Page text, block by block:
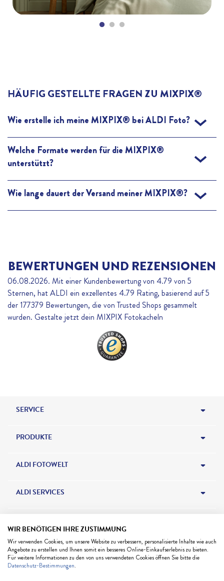
HÄUFIG GESTELLTE FRAGEN ZU MIXPIX®
Wie erstelle ich meine MIXPIX® bei ALDI Foto?
Lieblingsfotos hochzuladen und individuell anzupassen. Wenn du
mit deinem Design zufrieden bist, kannst du direkt zur Kasse
Welche Formate werden für die MIXPIX®
unterstützt?
hochladen. Wichtig ist nur, dass deine Fotos eine hohe Auflösung
Wie lange dauert der Versand meiner MIXPIX®?
BEWERTUNGEN UND REZENSIONEN
06.08.2026. Mit einer Kundenbewertung von 4.79 von 5
Sternen, hat ALDI ein exzellentes 4.79 Rating, basierend auf5
der 177379 Bewertungen, die von Trusted Shops gesammelt
wurden. Gestalte jetzt dein MIXPIX Fotokacheln
SERVICE
HILFE & KONTAKT
BESTELLSTATUS
NEWSLETTER
ZAHLUNG
VERSAND
PRODUKTE
FOTOBÜCHER
FOTOS & KARTEN
GESCHENKE
FOTOKALENDER
ALDI FOTOWELT
ALDI FOTO BLOG
NEUE PRODUKTE
PRODUKTZUBEHÖR
ALDI SERVICES
ALDI REISEN
ALDI GESCHENKGUTSCHEINE
*Alle Preise in Euro inkl. ges. MwSt.,
POWERED BY PICANOVA GMBH, PART OF
WIR BENÖTIGEN IHRE ZUSTIMMUNG
Wir verwenden Cookies, um unsere Website zu verbessern, personalisierte Inhalte wie auch
Angebote zu erstellen und Ihnen somit ein besseres Online-Einkaufserlebnis zu bieten.
Für weitere Informationen zu den von uns verwendeten Cookies öffnen Sie bitte die
Datenschutz-Bestimmungen.